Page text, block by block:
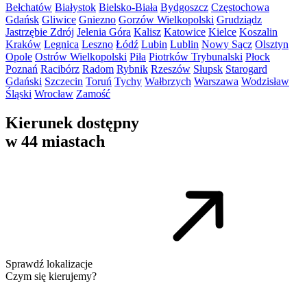
Bełchatów Białystok Bielsko-Biała Bydgoszcz Częstochowa
Gdańsk Gliwice Gniezno Gorzów Wielkopolski Grudziądz
Jastrzębie Zdrój Jelenia Góra Kalisz Katowice Kielce Koszalin
Kraków Legnica Leszno Łódź Lubin Lublin Nowy Sącz Olsztyn
Opole Ostrów Wielkopolski Piła Piotrków Trybunalski Płock
Poznań Racibórz Radom Rybnik Rzeszów Słupsk Starogard
Gdański Szczecin Toruń Tychy Wałbrzych Warszawa Wodzisław
Śląski Wrocław Zamość
Kierunek dostępny
w 44 miastach
Sprawdź lokalizacje
Czym się kierujemy?